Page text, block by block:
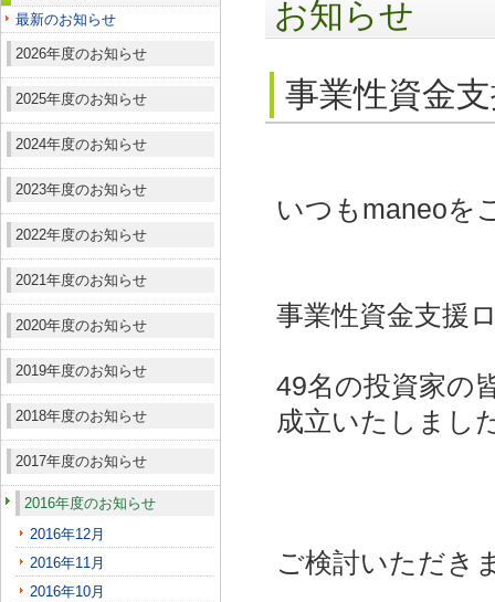
最新のお知らせ
2026年度のお知らせ
2025年度のお知らせ
2024年度のお知らせ
2023年度のお知らせ
2022年度のお知らせ
2021年度のお知らせ
2020年度のお知らせ
2019年度のお知らせ
2018年度のお知らせ
2017年度のお知らせ
2016年度のお知らせ
2016年12月
2016年11月
2016年10月
お知らせ
事業性資金
いつもmaneoを
事業性資金支援
49名の投資家の
成立いたしまし
ご検討いただき